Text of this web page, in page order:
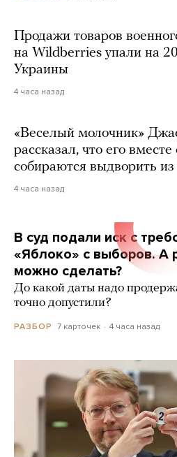
Продажи товаров
на Wildberries упали на
Украины
4 часа назад
«Веселый молочник»
рассказал, что его
собираются выдворить из
4 часа назад
В суд подали иск с
«Яблоко» с выборов. А
можно сделать?
До какой даты надо
точно допустили?
РАЗБОР 7 карточек 4 часа назад